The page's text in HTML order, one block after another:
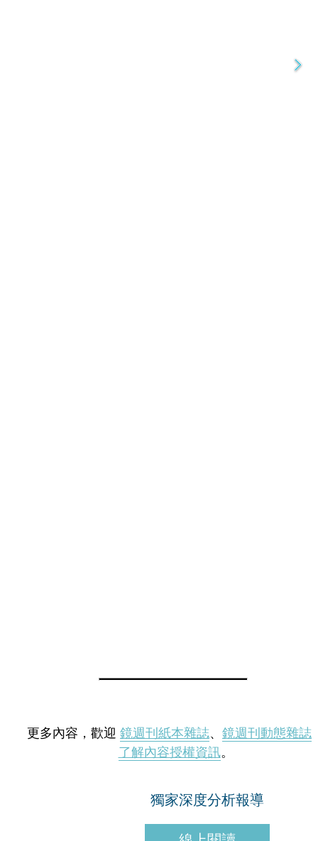
更多內容，歡迎 鏡週刊紙本雜誌、 鏡週刊動態雜誌
了解內容授權資訊。
獨家深度分析報導